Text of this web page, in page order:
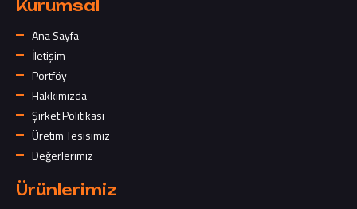
Kurumsal
Ana Sayfa
İletişim
Portföy
Hakkımızda
Şirket Politikası
Üretim Tesisimiz
Değerlerimiz
Ürünlerimiz